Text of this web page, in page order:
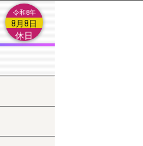
令和8年
8月8日
休日